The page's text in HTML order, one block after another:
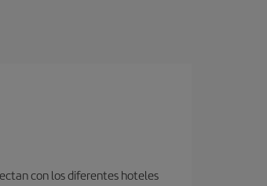
con los diferentes hoteles